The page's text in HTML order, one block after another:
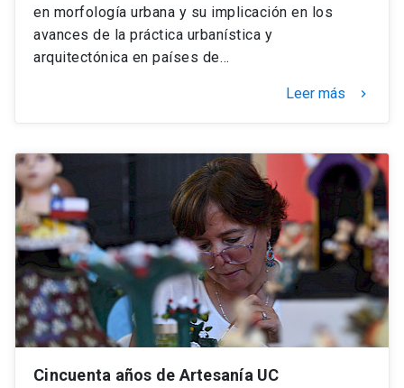
en morfología urbana y su implicación en los
avances de la práctica urbanística y
arquitectónica en países de…
Leer más keyboard_arrow_right
Cincuenta años de Artesanía UC